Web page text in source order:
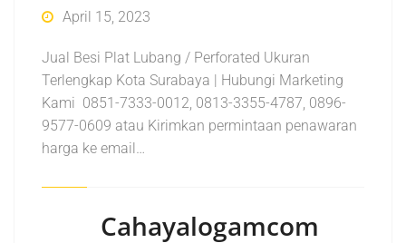
April 15, 2023
Jual Besi Plat Lubang / Perforated Ukuran
Terlengkap Kota Surabaya | Hubungi Marketing
Kami 0851-7333-0012, 0813-3355-4787, 0896-
9577-0609 atau Kirimkan permintaan penawaran
harga ke email…
Cahayalogamcom